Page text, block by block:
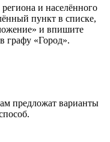
и населённого
пункт в списке,
и впишите
графу «Город».
предложат варианты